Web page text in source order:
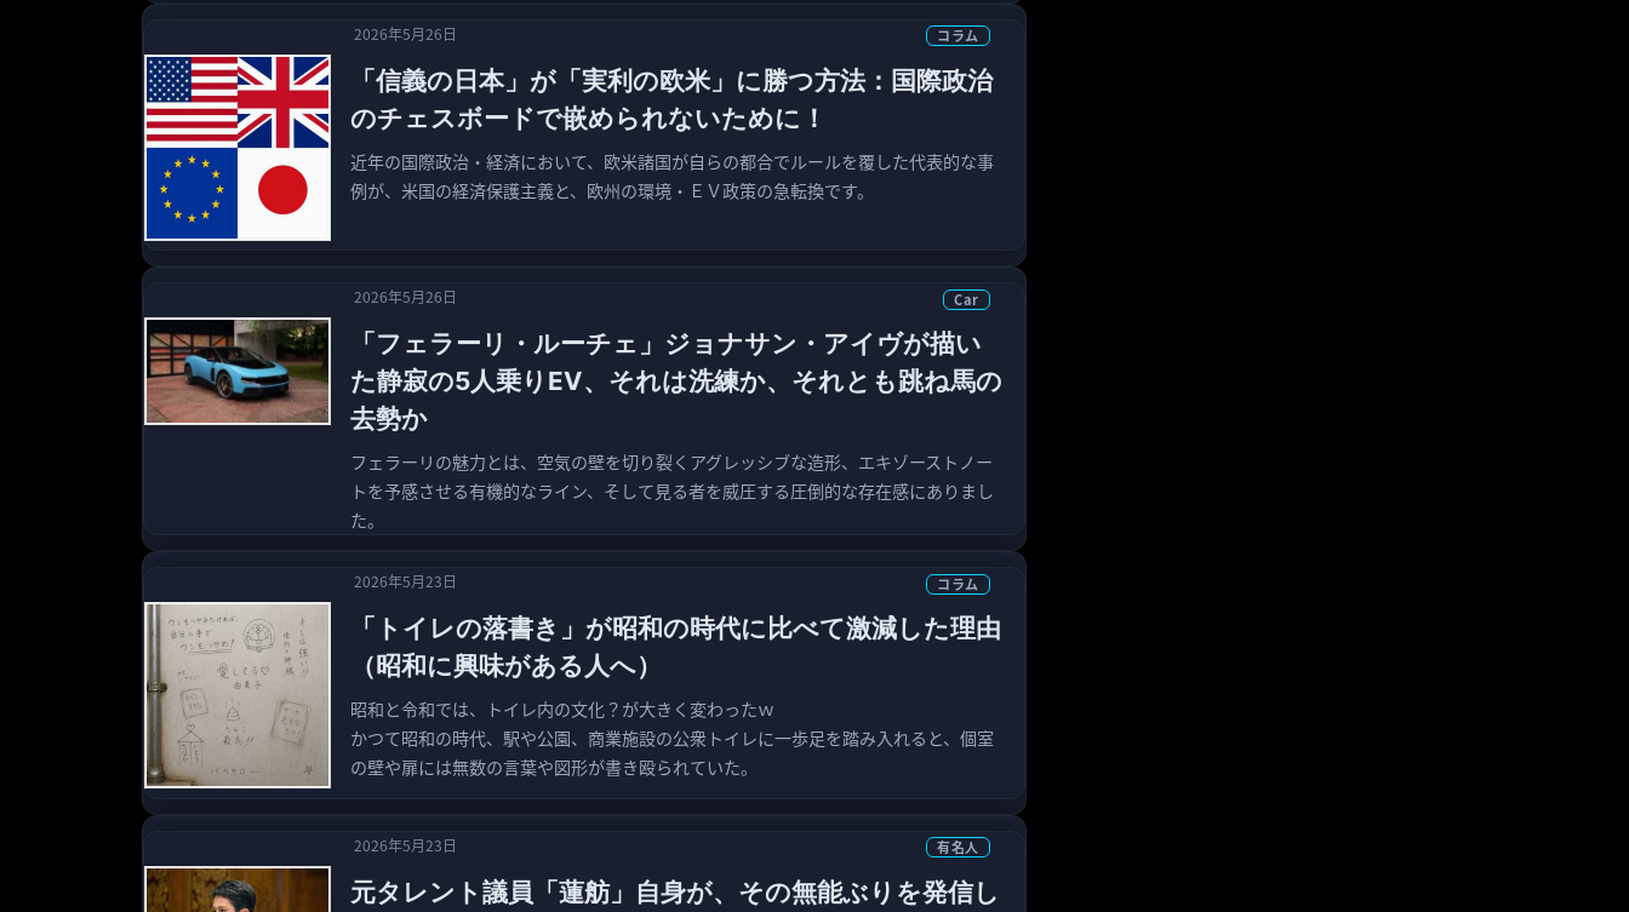
2026年5月26日 コラム
「信義の日本」が「実利の欧米」に勝つ方法：国際政治
のチェスボードで嵌められないために！
近年の国際政治・経済において、欧米諸国が自らの都合でルールを覆した代表的な事
例が、米国の経済保護主義と、欧州の環境・ＥＶ政策の急転換です。
2026年5月26日 Car
「フェラーリ・ルーチェ」ジョナサン・アイヴが描い
た静寂の5人乗りEV、それは洗練か、それとも跳ね馬の
去勢か
フェラーリの魅力とは、空気の壁を切り裂くアグレッシブな造形、エキゾーストノー
トを予感させる有機的なライン、そして見る者を威圧する圧倒的な存在感にありまし
た。
2026年5月23日 コラム
「トイレの落書き」が昭和の時代に比べて激減した理由
（昭和に興味がある人へ）
昭和と令和では、トイレ内の文化？が大きく変わったｗ
かつて昭和の時代、駅や公園、商業施設の公衆トイレに一歩足を踏み入れると、個室
の壁や扉には無数の言葉や図形が書き殴られていた。
2026年5月23日 有名人
元タレント議員「蓮舫」自身が、その無能ぶりを発信し